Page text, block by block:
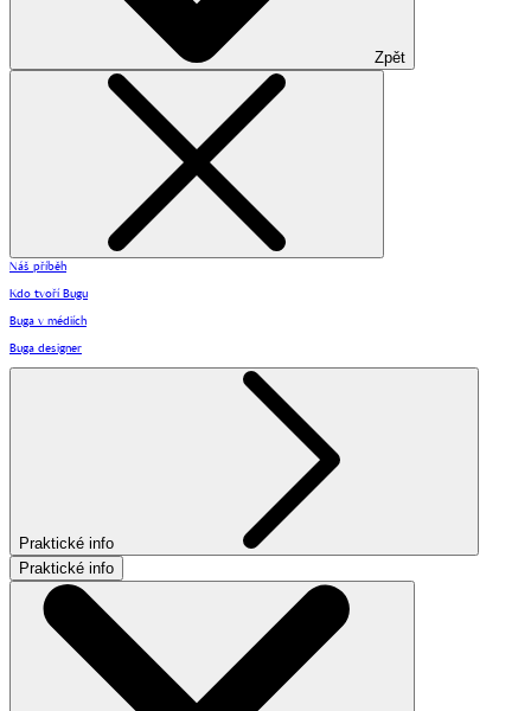
Zpět
Náš příběh
Kdo tvoří Bugu
Buga v médiích
Buga designer
Praktické info
Praktické info